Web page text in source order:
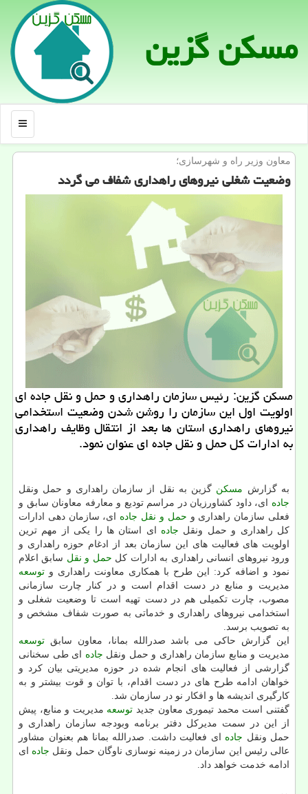
مسكن گزین
منو
معاون وزیر راه و شهرسازی؛
وضعیت شغلی نیروهای راهداری شفاف می گردد
مسكن گزین: رئیس سازمان راهداری و حمل و نقل جاده ای
اولویت اول این سازمان را روشن شدن وضعیت استخدامی
نیروهای راهداری استان ها بعد از انتقال وظایف راهداری
به ادارات كل حمل و نقل جاده ای عنوان نمود.
به گزارش مسكن گزین به نقل از سازمان راهداری و حمل ونقل
جاده ای، داود كشاورزیان در مراسم تودیع و معارفه معاونان سابق و
فعلی سازمان راهداری و حمل و نقل جاده ای، سازمان دهی ادارات
كل راهداری و حمل ونقل جاده ای استان ها را یكی از مهم ترین
اولویت های فعالیت های این سازمان بعد از ادغام حوزه راهداری و
ورود نیروهای انسانی راهداری به ادارات كل حمل و نقل سابق اعلام
نمود و اضافه كرد: این طرح با همكاری معاونت راهداری و توسعه
مدیریت و منابع در دست اقدام است و در كنار چارت سازمانی
مصوب، چارت تكمیلی هم در دست تهیه است تا وضعیت شغلی و
استخدامی نیروهای راهداری و خدماتی به صورت شفاف مشخص و
به تصویب برسد.
این گزارش حاكی می باشد صدرالله بمانا، معاون سابق توسعه
مدیریت و منابع سازمان راهداری و حمل ونقل جاده ای طی سخنانی
گزارشی از فعالیت های انجام شده در حوزه مدیریتی بیان كرد و
خواهان ادامه طرح های در دست اقدام، با توان و قوت بیشتر و به
كارگیری اندیشه ها و افكار نو در سازمان شد.
گفتنی است محمد تیموری معاون جدید توسعه مدیریت و منابع، پیش
از این در سمت مدیركل دفتر برنامه وبودجه سازمان راهداری و
حمل ونقل جاده ای فعالیت داشت. صدرالله بمانا هم بعنوان مشاور
عالی رئیس این سازمان در زمینه نوسازی ناوگان حمل ونقل جاده ای
ادامه خدمت خواهد داد.